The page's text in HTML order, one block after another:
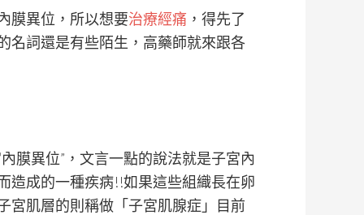
膜異位，所以想要治療經痛 ，得先了
名詞還是有些陌生，高藥師就來跟各
膜異位”，文言一點的說法就是子宮內
造成的一種疾病!!如果這些組織長在卵
宮肌層的則稱做「子宮肌腺症」目前